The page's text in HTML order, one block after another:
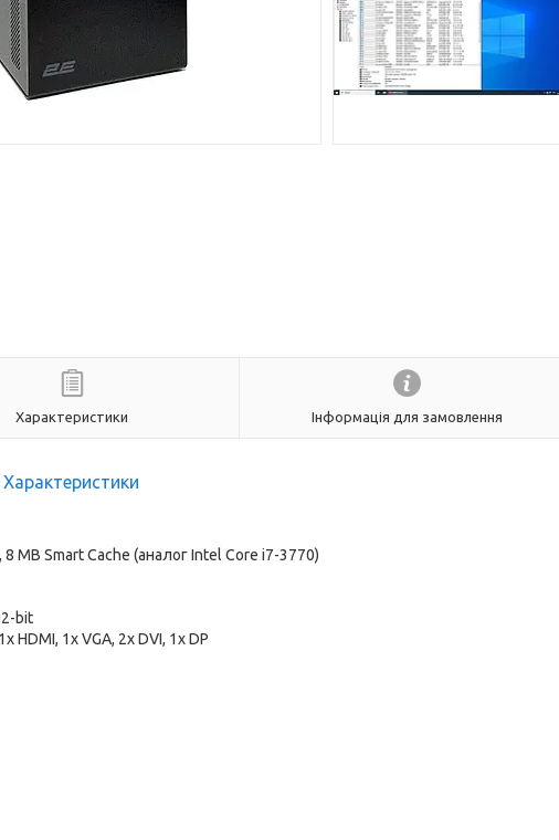
Характеристики Інформація для замовлення
Характеристики
MB Smart Cache (аналог Intel Core i7-3770)
bit
HDMI, 1x VGA, 2x DVI, 1x DP